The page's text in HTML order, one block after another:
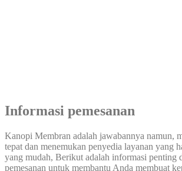
Informasi pemesanan
Kanopi Membran adalah jawabannya namun,
tepat dan menemukan penyedia layanan yang
yang mudah, Berikut adalah informasi penting
pemesanan untuk membantu Anda membuat